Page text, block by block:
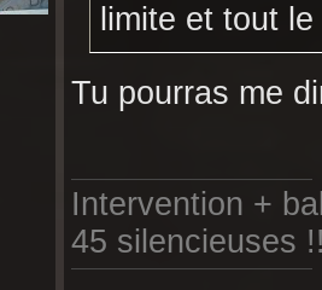
limite et tout
Tu pourras me
Intervention +
45 silencieuses